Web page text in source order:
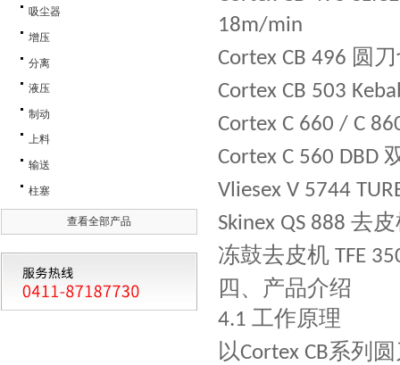
吸尘器
增压
分离
液压
制动
上料
输送
柱塞
查看全部产品
18m/min
Cortex CB 496 圆
Cortex CB 503
Cortex C 660 / C
Cortex C 560 DBD
Vliesex V 5744
Skinex QS 888 去
冻鼓去皮机 TFE
四、产品介绍
4.1 工作原理
以Cortex CB系列